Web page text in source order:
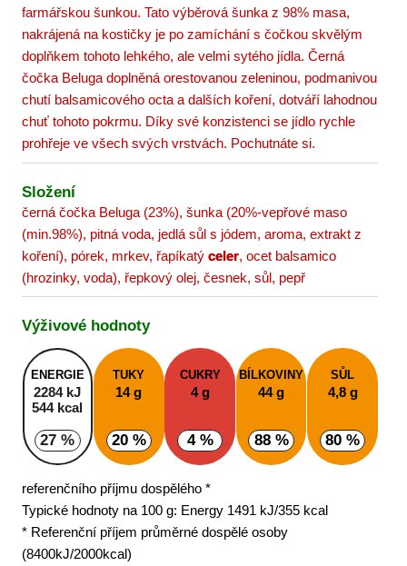
farmářskou šunkou. Tato výběrová šunka z 98% masa,
nakrájená na kostičky je po zamíchání s čočkou skvělým
doplňkem tohoto lehkého, ale velmi sytého jídla. Černá
čočka Beluga doplněná orestovanou zeleninou, podmanivou
chutí balsamicového octa a dalších koření, dotváří lahodnou
chuť tohoto pokrmu. Díky své konzistenci se jídlo rychle
prohřeje ve všech svých vrstvách. Pochutnáte si.
Složení
černá čočka Beluga (23%), šunka (20%-vepřové maso
(min.98%), pitná voda, jedlá sůl s jódem, aroma, extrakt z
koření), pórek, mrkev, řapíkatý celer, ocet balsamico
(hrozinky, voda), řepkový olej, česnek, sůl, pepř
Výživové hodnoty
ENERGIE
2284 kJ
544 kcal
27 %
TUKY
14 g
20 %
CUKRY
4 g
4 %
BÍLKOVINY
44 g
88 %
SŮL
4,8 g
80 %
referenčního příjmu dospělého *
Typické hodnoty na 100 g: Energy 1491 kJ/355 kcal
* Referenční příjem průměrné dospělé osoby
(8400kJ/2000kcal)